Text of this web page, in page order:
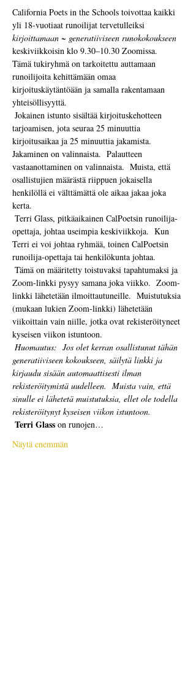
California Poets in the Schools toivottaa kaikki
yli 18-vuotiaat runoilijat tervetulleiksi
kirjoittamaan ~ generatiiviseen runokokoukseen
keskiviikkoisin klo 9.30–10.30 Zoomissa.
Tämä tukiryhmä on tarkoitettu auttamaan
runoilijoita kehittämään omaa
kirjoituskäytäntöään ja samalla rakentamaan
yhteisöllisyyttä.
tarjoamisen, jota seuraa 25 minuuttia
kirjoitusaikaa ja 25 minuuttia jakamista.
Jakaminen on valinnaista.  Palautteen
vastaanottaminen on valinnaista.  Muista, että
osallistujien määrästä riippuen jokaisella
henkilöllä ei välttämättä ole aikaa jakaa joka
kerta.
opettaja, johtaa useimpia keskiviikkoja.  Kun
Terri ei voi johtaa ryhmää, toinen CalPoetsin
runoilija-opettaja tai henkilökunta johtaa.
Zoom-linkki pysyy samana joka viikko.  Zoom-
linkki lähetetään ilmoittautuneille.  Muistutuksia
(mukaan lukien Zoom-linkki) lähetetään
viikoittain vain niille, jotka ovat rekisteröityneet
kyseisen viikon istuntoon.
Huomautus: Jos olet kerran osallistunut tähän
generatiiviseen kokoukseen, säilytä linkki ja
kirjaudu sisään automaattisesti ilman
rekisteröitymistä uudelleen. Muista vain, että
sinulle ei lähetetä muistutuksia, ellet ole todella
rekisteröitynyt kyseisen viikon istuntoon.
Terri Glass on runojen…
Näytä enemmän